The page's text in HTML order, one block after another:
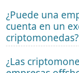
¿Puede una
cuenta en un
criptomonedas?
¿Las